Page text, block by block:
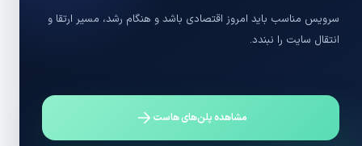
سرویس مناسب باید امروز اقتصادی باشد و هنگام رشد، مسیر ارتقا و
انتقال سایت را نبندد.
مشاهده پلن‌های هاست